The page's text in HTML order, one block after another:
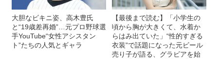
大胆なビキニ姿、高木豊氏
と“19歳差再婚”…元プロ野球選
手YouTube“女性アシスタン
ト”たちの人気とギャラ
【最後まで読む】「小学生の
頃から胸が大きくて、水着か
らはみ出ていた」“性的すぎる
衣装”で話題になった元ビール
売り子が語る、グラビアを始